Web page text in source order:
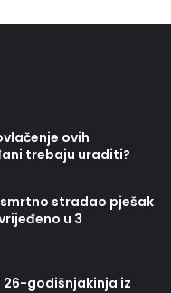
ovih
trebaju uraditi?
smrtno stradao pješak
u 3
26-godišnjakinja iz